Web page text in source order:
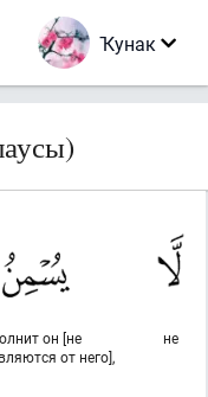
Ҡунак
не
он [не
от него],